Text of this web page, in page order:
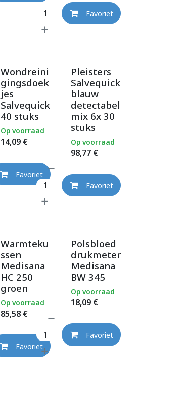
Favoriet
Wondreini
gingsdoek
jes
Salvequick
40 stuks
14,09€
Op voorraad
Favoriet
Pleisters
Salvequick
blauw
detectabel
mix 6x 30
stuks
98,77€
Op voorraad
Favoriet
Warmteku
ssen
Medisana
HC 250
groen
85,58€
Op voorraad
Favoriet
Polsbloed
drukmeter
Medisana
BW 345
18,09€
Op voorraad
Favoriet